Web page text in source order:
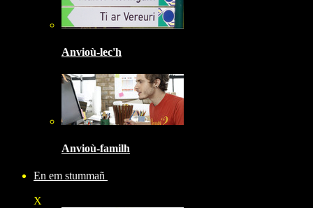
Anvioù-lec'h
Anvioù-familh
En em stummañ
X